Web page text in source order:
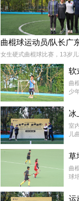
麦少颜
女生硬式曲棍球比赛，13岁
曲
少
室
儿
曲
球